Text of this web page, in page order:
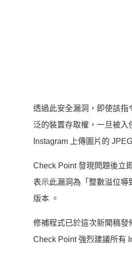
透過此安全漏洞，即使該指
泛的裝置存取權，一旦被
Instagram 上傳圖片的
Check Point 發現問題後立
表示此漏洞為「整數溢位導
版本 。
修補程式已於這次新聞稿發
Check Point 強烈建議所有